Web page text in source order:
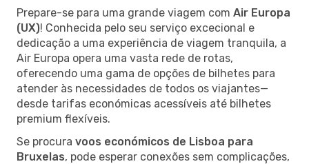
Prepare-se para uma grande viagem com Air Europa
(UX)! Conhecida pelo seu serviço excecional e
dedicação a uma experiência de viagem tranquila, a
Air Europa opera uma vasta rede de rotas,
oferecendo uma gama de opções de bilhetes para
atender às necessidades de todos os viajantes—
desde tarifas económicas acessíveis até bilhetes
premium flexíveis.
Se procura voos económicos de Lisboa para
Bruxelas, pode esperar conexões sem complicações,